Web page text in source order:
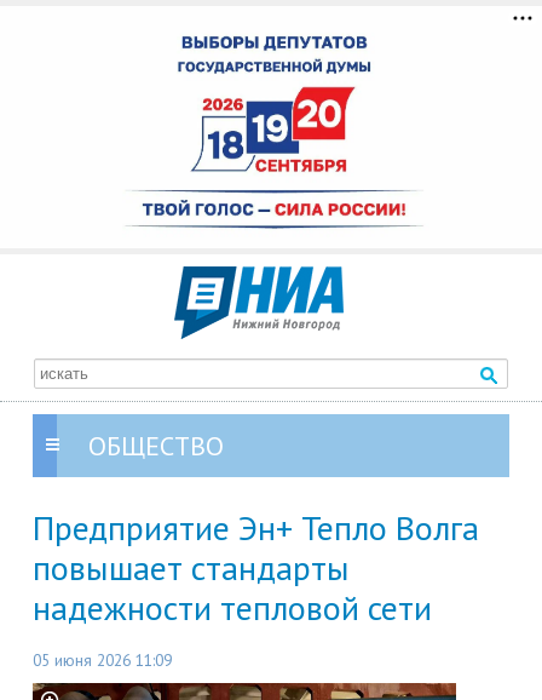
ОБЩЕСТВО
Предприятие Эн+ Тепло Волга
повышает стандарты
надежности тепловой сети
05 июня 2026 11:09